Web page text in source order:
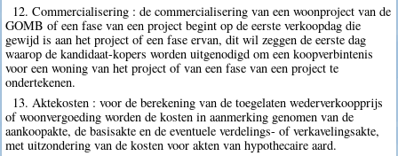
12. Commercialisering : de commercialisering van een woonproject van de
GOMB of een fase van een project begint op de eerste verkoopdag die
gewijd is aan het project of een fase ervan, dit wil zeggen de eerste dag
waarop de kandidaat-kopers worden uitgenodigd om een koopverbintenis
voor een woning van het project of van een fase van een project te
ondertekenen.
13. Aktekosten : voor de berekening van de toegelaten wederverkoopprijs
of woonvergoeding worden de kosten in aanmerking genomen van de
aankoopakte, de basisakte en de eventuele verdelings- of verkavelingsakte,
met uitzondering van de kosten voor akten van hypothecaire aard.